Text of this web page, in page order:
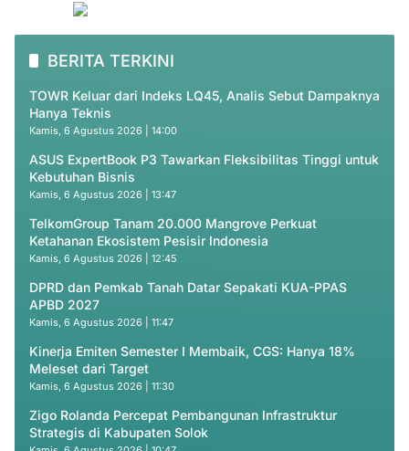
BERITA TERKINI
TOWR Keluar dari Indeks LQ45, Analis Sebut Dampaknya
Hanya Teknis
Kamis, 6 Agustus 2026 | 14:00
ASUS ExpertBook P3 Tawarkan Fleksibilitas Tinggi untuk
Kebutuhan Bisnis
Kamis, 6 Agustus 2026 | 13:47
TelkomGroup Tanam 20.000 Mangrove Perkuat
Ketahanan Ekosistem Pesisir Indonesia
Kamis, 6 Agustus 2026 | 12:45
DPRD dan Pemkab Tanah Datar Sepakati KUA-PPAS
APBD 2027
Kamis, 6 Agustus 2026 | 11:47
Kinerja Emiten Semester I Membaik, CGS: Hanya 18%
Meleset dari Target
Kamis, 6 Agustus 2026 | 11:30
Zigo Rolanda Percepat Pembangunan Infrastruktur
Strategis di Kabupaten Solok